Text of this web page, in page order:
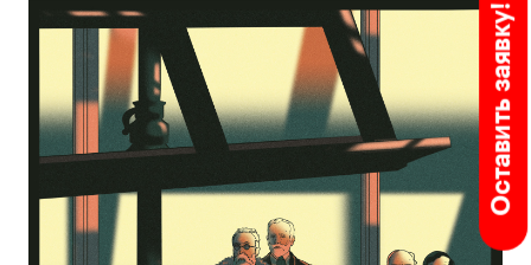
Оставить заявку!